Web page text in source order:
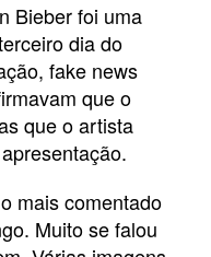
Bieber foi uma
dia do
fake news
que o
que o artista
mais comentado
Muito se falou